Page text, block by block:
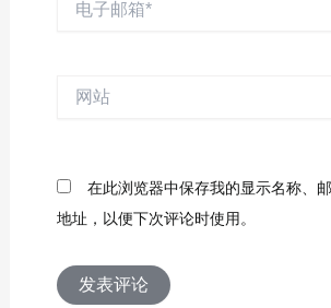
在此浏览器中保存我的显示名称、
地址，以便下次评论时使用。